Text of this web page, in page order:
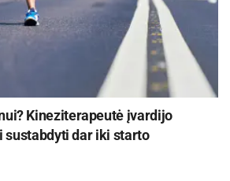
Kineziterapeutė įvardijo
sustabdyti dar iki starto